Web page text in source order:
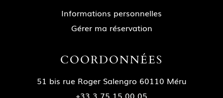
Informations personnelles
Gérer ma réservation
COORDONNÉES
51 bis rue Roger Salengro 60110 Méru
+33 3 75 15 00 05